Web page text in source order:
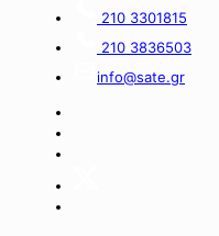
Πράσινου
Ταμείου».
ειδικού
στήριξης
210 3301815
210 3836503
info@sate.gr